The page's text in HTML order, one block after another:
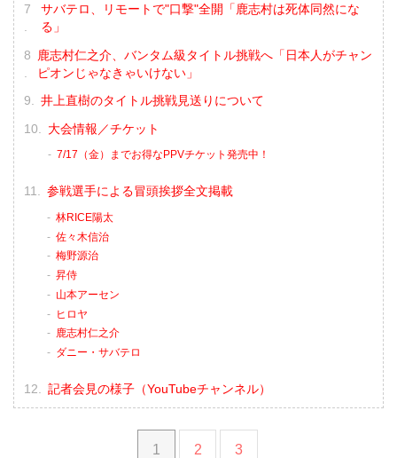
サバテロ、リモートで"口撃"全開「鹿志村は死体同然にな
る」
鹿志村仁之介、バンタム級タイトル挑戦へ「日本人がチャン
ピオンじゃなきゃいけない」
井上直樹のタイトル挑戦見送りについて
大会情報／チケット
7/17（金）までお得なPPVチケット発売中！
参戦選手による冒頭挨拶全文掲載
林RICE陽太
佐々木信治
梅野源治
昇侍
山本アーセン
ヒロヤ
鹿志村仁之介
ダニー・サバテロ
記者会見の様子（YouTubeチャンネル）
1 2 3